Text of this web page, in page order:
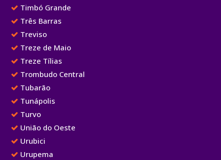
Timbó Grande
Três Barras
Treviso
Treze de Maio
Treze Tílias
Trombudo Central
Tubarão
Tunápolis
Turvo
União do Oeste
Urubici
Urupema